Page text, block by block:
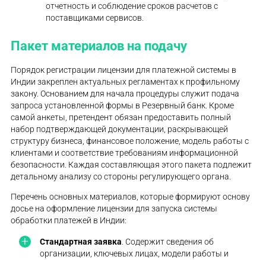
отчетность и соблюдение сроков расчетов с
поставщиками сервисов.
Пакет материалов на подачу
Порядок регистрации лицензии для платежной системы в
Индии закреплен актуальных регламентах к профильному
закону. Основанием для начала процедуры служит подача
запроса установленной формы в Резервный банк. Кроме
самой анкеты, претендент обязан предоставить полный
набор подтверждающей документации, раскрывающей
структуру бизнеса, финансовое положение, модель работы с
клиентами и соответствие требованиям информационной
безопасности. Каждая составляющая этого пакета подлежит
детальному анализу со стороны регулирующего органа.
Перечень основных материалов, которые формируют основу
досье на оформление лицензии для запуска системы
обработки платежей в Индии:
Стандартная заявка. Содержит сведения об
организации, ключевых лицах, модели работы и